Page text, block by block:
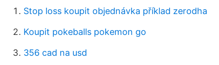
Stop loss koupit objednávka příklad zerodha
Koupit pokeballs pokemon go
356 cad na usd